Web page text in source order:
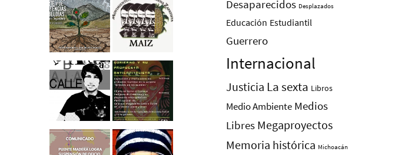
Desaparecidos Desplazados
Educación Estudiantil
Guerrero
Internacional
Justicia La sexta Libros
Medio Ambiente Medios
Libres Megaproyectos
Memoria histórica Michoacán